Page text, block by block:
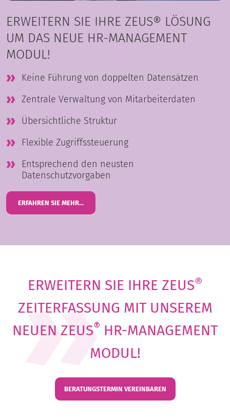
ERWEITERN SIE IHRE ZEUS® LÖSUNG
UM DAS NEUE HR-MANAGEMENT
MODUL!
Keine Führung von doppelten Datensätzen
Zentrale Verwaltung von Mitarbeiterdaten
Übersichtliche Struktur
Flexible Zugriffssteuerung
Entsprechend den neusten
Datenschutzvorgaben
ERFAHREN SIE MEHR...
ERWEITERN SIE IHRE ZEUS®
ZEITERFASSUNG MIT UNSEREM
NEUEN ZEUS® HR-MANAGEMENT
MODUL!
BERATUNGSTERMIN VEREINBAREN